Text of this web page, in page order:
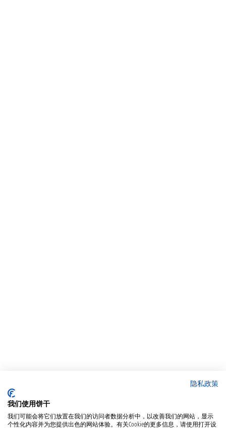
隐私政策
我们使用饼干
我们可能会将它们放置在我们的访问者数据分析中，以改善我们的网站，显示
个性化内容并为您提供出色的网站体验。有关Cookie的更多信息，请使用打开设